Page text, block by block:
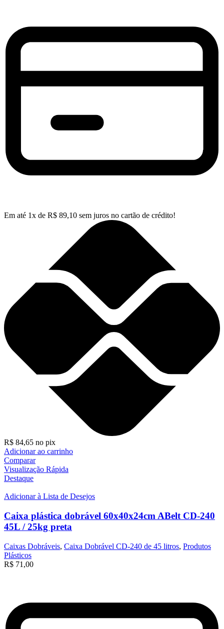
Em até 1x de R$ 89,10 sem juros no cartão de crédito!
R$ 84,65 no pix
Adicionar ao carrinho
Comparar
Visualização Rápida
Destaque
Adicionar à Lista de Desejos
Caixa plástica dobrável 60x40x24cm ABelt CD-240
45L / 25kg preta
Caixas Dobráveis, Caixa Dobrável CD-240 de 45 litros, Produtos
Plásticos
R$ 71,00